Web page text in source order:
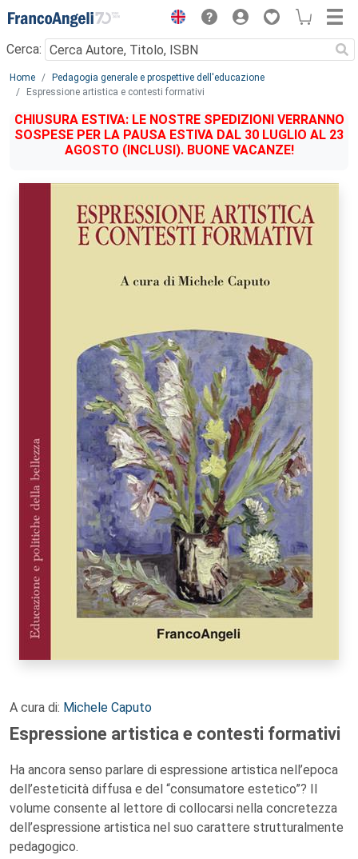
Menu
Cerca:
Main content
Home
Pedagogia generale e prospettive dell'educazione
Espressione artistica e contesti formativi
CHIUSURA ESTIVA: LE NOSTRE SPEDIZIONI VERRANNO
SOSPESE PER LA PAUSA ESTIVA DAL 30 LUGLIO AL 23
AGOSTO (INCLUSI). BUONE VACANZE!
A cura di: Michele Caputo
Espressione artistica e contesti formativi
Ha ancora senso parlare di espressione artistica nell’epoca
dell’esteticità diffusa e del “consumatore estetico”? Il
volume consente al lettore di collocarsi nella concretezza
dell’espressione artistica nel suo carattere strutturalmente
pedagogico.